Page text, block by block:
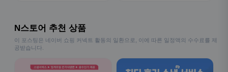
N스토어 추천 상품
이 포스팅은 네이버 쇼핑 커넥트 활동의 일환으로, 이에 따른 일정액의 수수료를 제
공받습니다.